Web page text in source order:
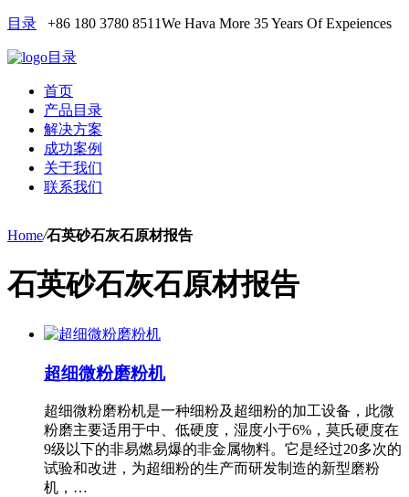
目录 +86 180 3780 8511We Hava More 35 Years Of Expeiences
目录
首页
产品目录
解决方案
成功案例
关于我们
联系我们
Home/石英砂石灰石原材报告
石英砂石灰石原材报告
超细微粉磨粉机
超细微粉磨粉机是一种细粉及超细粉的加工设备，此微
粉磨主要适用于中、低硬度，湿度小于6%，莫氏硬度在
9级以下的非易燃易爆的非金属物料。它是经过20多次的
试验和改进，为超细粉的生产而研发制造的新型磨粉
机，…